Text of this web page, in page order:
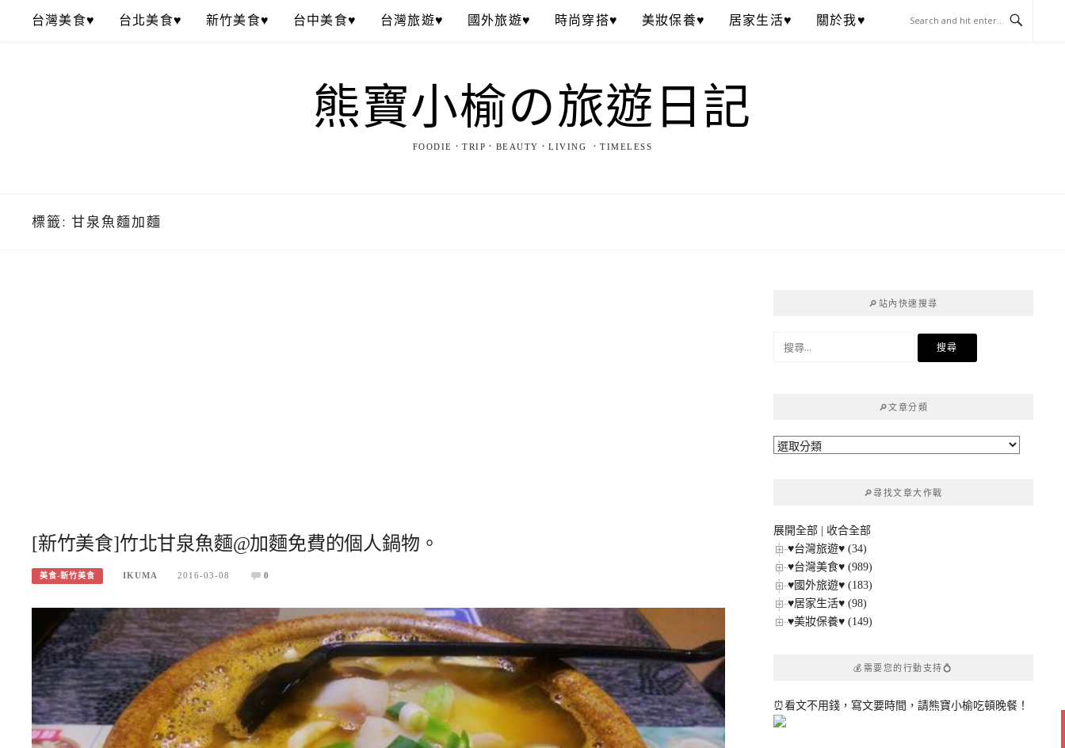
台灣美食♥ 台北美食♥ 新竹美食♥ 台中美食♥ 台灣旅遊♥ 國外旅遊♥ 時尚穿搭♥ 美妝保養♥ 居家生活♥ 關於我♥
熊寶小榆の旅遊日記
FOODIE．TRIP．BEAUTY．LIVING ．TIMELESS
標籤: 甘泉魚麵加麵
[新竹美食]竹北甘泉魚麵@加麵免費的個人鍋物。
美食-新竹美食 IKUMA 2016-03-08 0
🔎站內快速搜尋
🔎文章分類
🔎
🔎尋找文章大作戰
展開全部
收合全部
♥台灣旅遊♥ (34)
♥台灣美食♥ (989)
♥國外旅遊♥ (183)
♥居家生活♥ (98)
♥美妝保養♥ (149)
💰需要您的行動支持💍
⏰看文不用錢，寫文要時間，請熊寶小榆吃頓晚餐！